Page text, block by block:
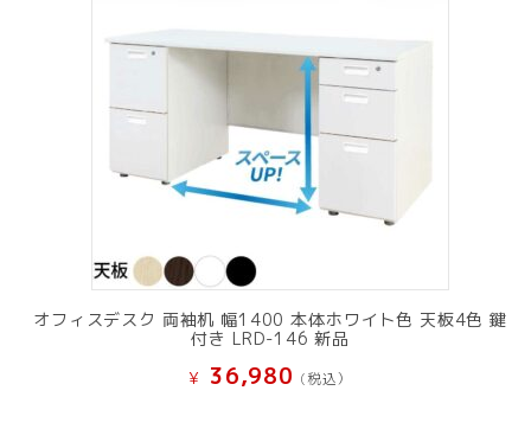
オフィスデスク 両袖机 幅1400 本体ホワイト色 天板4色 鍵
付き LRD-146 新品
¥ 36,980 (税込）